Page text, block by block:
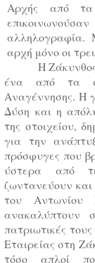
Αρχής από
αλληλογραφία.
αρχή μόνο οι
Η
ένα από τα
Αναγέννησης. Η
Δύση και η
της στοιχείου,
για την
πρόσφυγες που
ύστερα από
ζωντανεύουν
του Αντωνίου
ανακαλύπτουν
πατριωτικές
Εταιρείας στη
τόσο απλοί